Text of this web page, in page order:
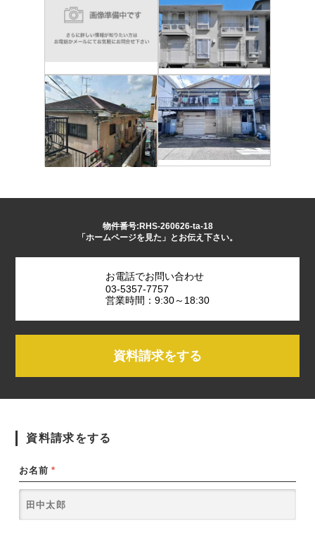
物件番号:RHS-260626-ta-18
「ホームページを見た」とお伝え下さい。
お電話でお問い合わせ
03-5357-7757
営業時間：9:30～18:30
資料請求をする
資料請求をする
お名前 *